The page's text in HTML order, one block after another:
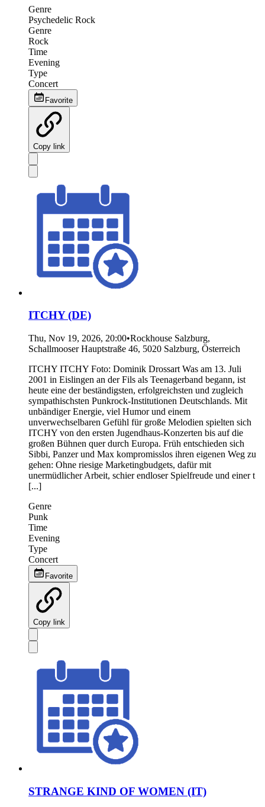
Genre
Psychedelic Rock
Genre
Rock
Time
Evening
Type
Concert
Favorite
Copy link
ITCHY (DE)
Thu, Nov 19, 2026, 20:00•Rockhouse Salzburg,
Schallmooser Hauptstraße 46, 5020 Salzburg, Österreich
ITCHY ITCHY Foto: Dominik Drossart Was am 13. Juli
2001 in Eislingen an der Fils als Teenagerband begann, ist
heute eine der beständigsten, erfolgreichsten und zugleich
sympathischsten Punkrock-Institutionen Deutschlands. Mit
unbändiger Energie, viel Humor und einem
unverwechselbaren Gefühl für große Melodien spielten sich
ITCHY von den ersten Jugendhaus-Konzerten bis auf die
großen Bühnen quer durch Europa. Früh entschieden sich
Sibbi, Panzer und Max kompromisslos ihren eigenen Weg zu
gehen: Ohne riesige Marketingbudgets, dafür mit
unermüdlicher Arbeit, schier endloser Spielfreude und einer t
[...]
Genre
Punk
Time
Evening
Type
Concert
Favorite
Copy link
STRANGE KIND OF WOMEN (IT)